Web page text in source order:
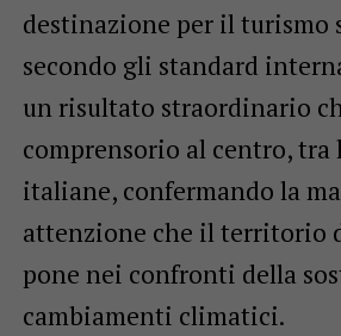
destinazione per il turismo
secondo gli standard
un risultato straordinario
comprensorio al centro, tra
italiane, confermando la
attenzione che il territorio
pone nei confronti della
cambiamenti climatici.